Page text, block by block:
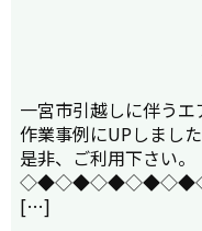
一宮市引越しに伴う
作業事例にUPしまし
是非、ご利用下さい。
[…]